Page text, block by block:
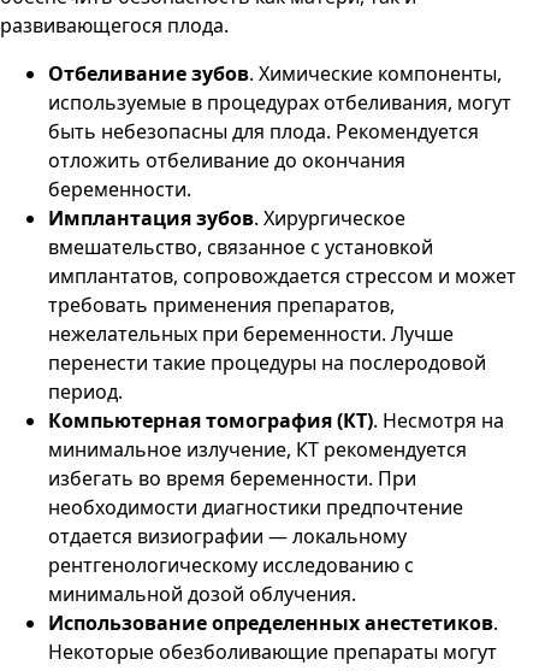
развивающегося плода.
Отбеливание зубов. Химические компоненты,
используемые в процедурах отбеливания, могут
быть небезопасны для плода. Рекомендуется
отложить отбеливание до окончания
беременности.
Имплантация зубов. Хирургическое
вмешательство, связанное с установкой
имплантатов, сопровождается стрессом и может
требовать применения препаратов,
нежелательных при беременности. Лучше
перенести такие процедуры на послеродовой
период.
Компьютерная томография (КТ). Несмотря на
минимальное излучение, КТ рекомендуется
избегать во время беременности. При
необходимости диагностики предпочтение
отдается визиографии — локальному
рентгенологическому исследованию с
минимальной дозой облучения.
Использование определенных анестетиков.
Некоторые обезболивающие препараты могут